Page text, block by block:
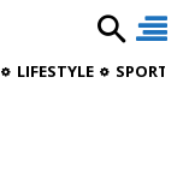
LIFESTYLE